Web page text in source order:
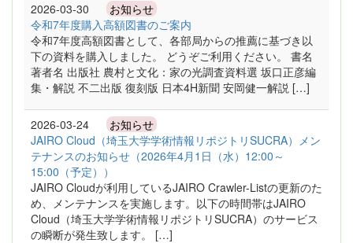
2026-03-30 お知らせ
令和7年度購入高額図書のご案内
令和7年度高額図書として、各部局からの推薦に基づき以
下の資料を購入しました。 どうぞご利用ください。 書名
著者名 出版社 農村と文化：家の光調査資料選 坂口正彦編
集・解説 不二出版 復刻版 日本4H新聞 安岡健一解説 […]
2026-03-24 お知らせ
JAIRO Cloud（埼玉大学学術情報リポジトリSUCRA）メン
テナンスのお知らせ（2026年4月1日（水）12:00～
15:00（予定））
JAIRO Cloudが利用しているJAIRO Crawler-Listの更新のた
め、メンテナンスを実施します。以下の時間帯はJAIRO
Cloud（埼玉大学学術情報リポジトリSUCRA）のサービス
の瞬断が発生致します。 […]